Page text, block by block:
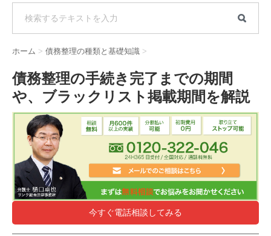
自己破産・個人再生料金比較
過払い金料金比較
専門家の選び方
料金で選ぶ
着手金無料で選ぶ
24時間年中無休で選ぶ
匿名借金相談
ホーム > 債務整理の種類と基礎知識 >
債務整理の手続き完了までの期間
や、ブラックリスト掲載期間を解説
今すぐ電話相談してみる